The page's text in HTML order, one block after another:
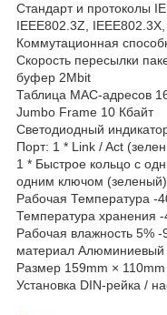
Стандарт и протоколы
IEEE802.3Z,
Коммутационная
Скорость пересылки
буфер 2Mbit
Таблица MAC-адресов
Jumbo Frame 10 Кбайт
Светодиодный
Порт: 1 * Link / Act
1 * Быстрое кольцо с
одним ключом
Рабочая Температура -
Температура хранения
Рабочая влажность 5%
материал Алюминиевый
Размер 159mm ×
Установка DIN-рейка /